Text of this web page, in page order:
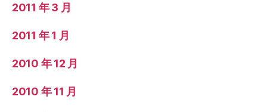
2011 年 3 月
2011 年 1 月
2010 年 12 月
2010 年 11 月